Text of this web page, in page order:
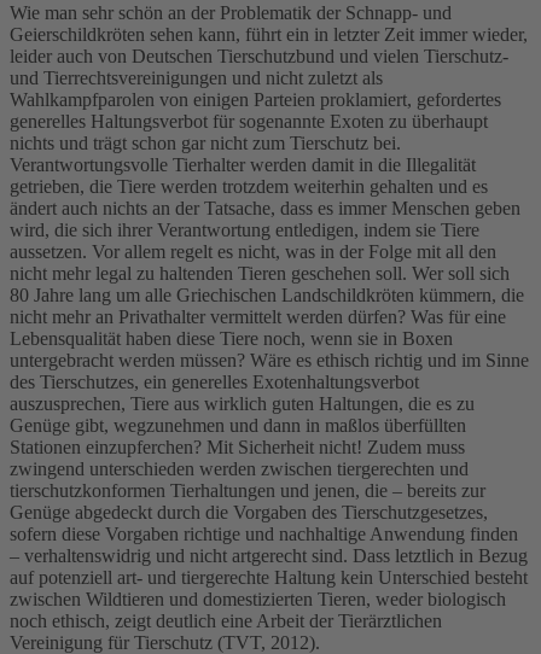
Wie man sehr schön an der Problematik der Schnapp- und
Geierschildkröten sehen kann, führt ein in letzter Zeit immer wieder,
leider auch von Deutschen Tierschutzbund und vielen Tierschutz-
und Tierrechtsvereinigungen und nicht zuletzt als
Wahlkampfparolen von einigen Parteien proklamiert, gefordertes
generelles Haltungsverbot für sogenannte Exoten zu überhaupt
nichts und trägt schon gar nicht zum Tierschutz bei.
Verantwortungsvolle Tierhalter werden damit in die Illegalität
getrieben, die Tiere werden trotzdem weiterhin gehalten und es
ändert auch nichts an der Tatsache, dass es immer Menschen geben
wird, die sich ihrer Verantwortung entledigen, indem sie Tiere
aussetzen. Vor allem regelt es nicht, was in der Folge mit all den
nicht mehr legal zu haltenden Tieren geschehen soll. Wer soll sich
80 Jahre lang um alle Griechischen Landschildkröten kümmern, die
nicht mehr an Privathalter vermittelt werden dürfen? Was für eine
Lebensqualität haben diese Tiere noch, wenn sie in Boxen
untergebracht werden müssen? Wäre es ethisch richtig und im Sinne
des Tierschutzes, ein generelles Exotenhaltungsverbot
auszusprechen, Tiere aus wirklich guten Haltungen, die es zu
Genüge gibt, wegzunehmen und dann in maßlos überfüllten
Stationen einzupferchen? Mit Sicherheit nicht! Zudem muss
zwingend unterschieden werden zwischen tiergerechten und
tierschutzkonformen Tierhaltungen und jenen, die – bereits zur
Genüge abgedeckt durch die Vorgaben des Tierschutzgesetzes,
sofern diese Vorgaben richtige und nachhaltige Anwendung finden
– verhaltenswidrig und nicht artgerecht sind. Dass letztlich in Bezug
auf potenziell art- und tiergerechte Haltung kein Unterschied besteht
zwischen Wildtieren und domestizierten Tieren, weder biologisch
noch ethisch, zeigt deutlich eine Arbeit der Tierärztlichen
Vereinigung für Tierschutz (TVT, 2012).